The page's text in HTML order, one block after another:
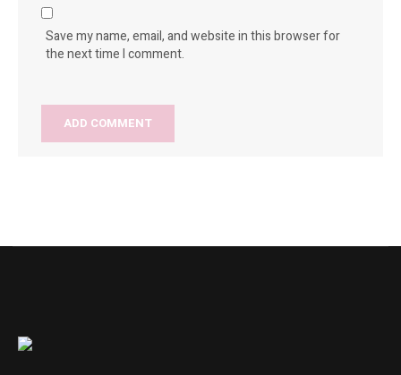
Save my name, email, and website in this browser for
the next time I comment.